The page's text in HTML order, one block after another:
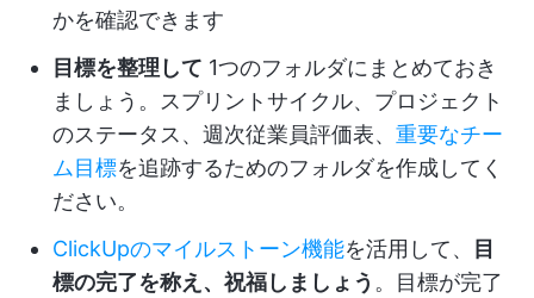
かを確認できます
目標を整理して 1つのフォルダにまとめておき
ましょう。スプリントサイクル、プロジェクト
のステータス、週次従業員評価表、 重要なチー
ム目標を追跡するためのフォルダを作成してく
ださい。
ClickUpのマイルストーン機能を活用して、 目
標の完了を称え、祝福しましょう 。目標が完了